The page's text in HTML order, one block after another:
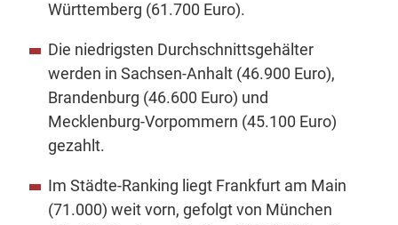
Württemberg (61.700 Euro).
Die niedrigsten Durchschnittsgehälter
werden in Sachsen-Anhalt (46.900 Euro),
Brandenburg (46.600 Euro) und
Mecklenburg-Vorpommern (45.100 Euro)
gezahlt.
Im Städte-Ranking liegt Frankfurt am Main
(71.000) weit vorn, gefolgt von München